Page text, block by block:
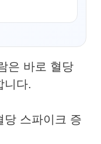
은 바로 혈당
니다.
당 스파이크 증